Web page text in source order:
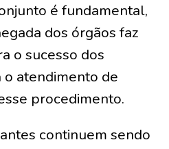
é fundamental,
dos órgãos faz
o sucesso dos
atendimento de
procedimento.
continuem sendo